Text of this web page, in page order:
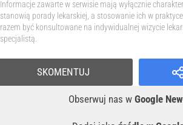
Informacje zawarte w serwisie mają wyłącznie
stanowią porady lekarskiej, a stosowanie ich w
razem być konsultowane na indywidualnej wizycie
specjalistą.
Obserwuj nas w Google
SKOMENTUJ